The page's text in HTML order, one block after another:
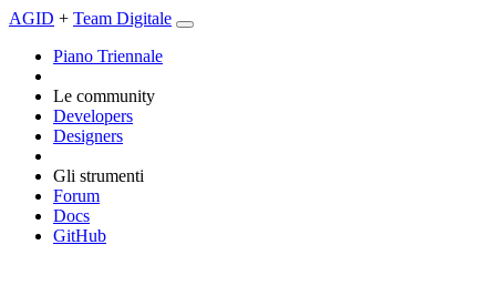
AGID + Team Digitale
Piano Triennale
Le community
Developers
Designers
Gli strumenti
Forum
Docs
GitHub